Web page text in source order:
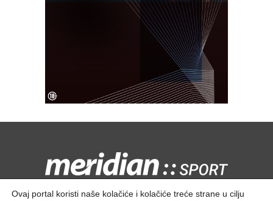
Kontaktirajte nas:redakcija@meridiansport.rs
Ovaj portal koristi naše kolačiće i kolačiće treće strane u cilju